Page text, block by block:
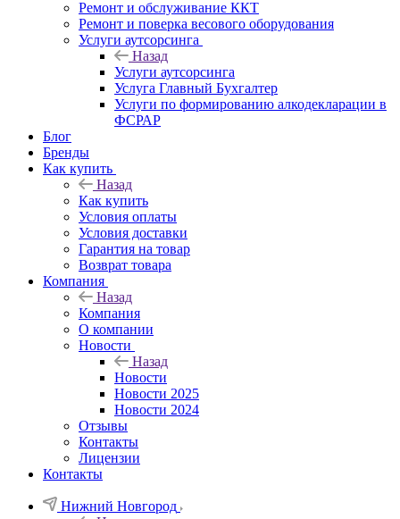
Ремонт и обслуживание ККТ
Ремонт и поверка весового оборудования
Услуги аутсорсинга
Назад
Услуги аутсорсинга
Услуга Главный Бухгалтер
Услуги по формированию алкодекларации в
ФСРАР
Блог
Бренды
Как купить
Назад
Как купить
Условия оплаты
Условия доставки
Гарантия на товар
Возврат товара
Компания
Назад
Компания
О компании
Новости
Назад
Новости
Новости 2025
Новости 2024
Отзывы
Контакты
Лицензии
Контакты
Нижний Новгород